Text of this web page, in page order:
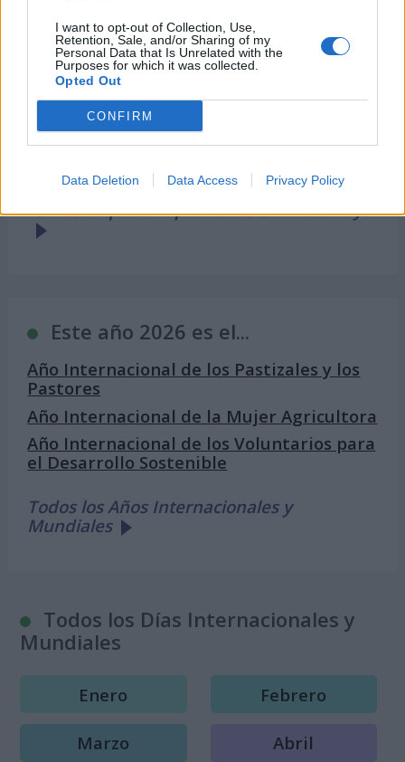
I want to opt-out of Collection, Use,
Retention, Sale, and/or Sharing of my
Personal Data that Is Unrelated with the
Purposes for which it was collected.
Opted Out
CONFIRM
Data Deletion Data Access Privacy Policy
Famosos que cumplen años el 14 de mayo
Este año 2026 es el...
Año Internacional de los Pastizales y los
Pastores
Año Internacional de la Mujer Agricultora
Año Internacional de los Voluntarios para
el Desarrollo Sostenible
Todos los Años Internacionales y
Mundiales
Todos los Días Internacionales y
Mundiales
Enero Febrero
Marzo Abril